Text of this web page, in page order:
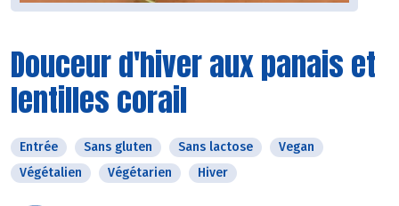
Douceur d'hiver aux panais et
lentilles corail
Entrée Sans gluten Sans lactose
Vegan
Végétalien
Végétarien Hiver